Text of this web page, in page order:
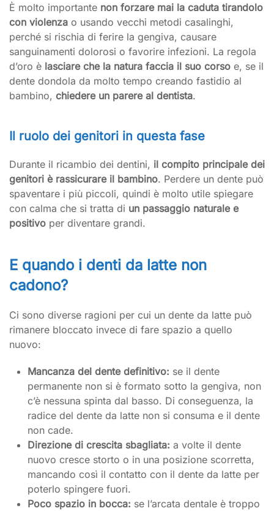
È molto importante non forzare mai la caduta tirandolo
con violenza o usando vecchi metodi casalinghi,
perché si rischia di ferire la gengiva, causare
sanguinamenti dolorosi o favorire infezioni. La regola
d’oro è lasciare che la natura faccia il suo corso e, se il
dente dondola da molto tempo creando fastidio al
bambino, chiedere un parere al dentista.
Il ruolo dei genitori in questa fase
Durante il ricambio dei dentini, il compito principale dei
genitori è rassicurare il bambino. Perdere un dente può
spaventare i più piccoli, quindi è molto utile spiegare
con calma che si tratta di un passaggio naturale e
positivo per diventare grandi.
E quando i denti da latte non
cadono?
Ci sono diverse ragioni per cui un dente da latte può
rimanere bloccato invece di fare spazio a quello
nuovo:
Mancanza del dente definitivo: se il dente
permanente non si è formato sotto la gengiva, non
c’è nessuna spinta dal basso. Di conseguenza, la
radice del dente da latte non si consuma e il dente
non cade.
Direzione di crescita sbagliata: a volte il dente
nuovo cresce storto o in una posizione scorretta,
mancando così il contatto con il dente da latte per
poterlo spingere fuori.
Poco spazio in bocca: se l’arcata dentale è troppo